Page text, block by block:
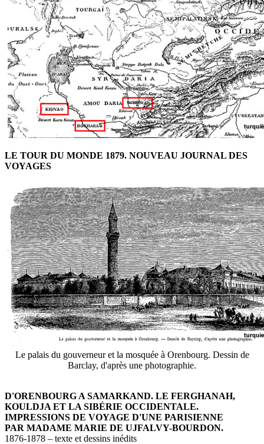
LE TOUR DU MONDE 1879. NOUVEAU JOURNAL DES
VOYAGES
Le palais du gouverneur et la mosquée à Orenbourg. Dessin de
Barclay, d'après une photographie.
D'ORENBOURG A SAMARKAND. LE FERGHANAH,
KOULDJA ET LA SIBÉRIE OCCIDENTALE.
IMPRESSIONS DE VOYAGE D'UNE PARISIENNE
PAR MADAME MARIE DE UJFALVY-BOURDON.
1876-1878 – texte et dessins inédits